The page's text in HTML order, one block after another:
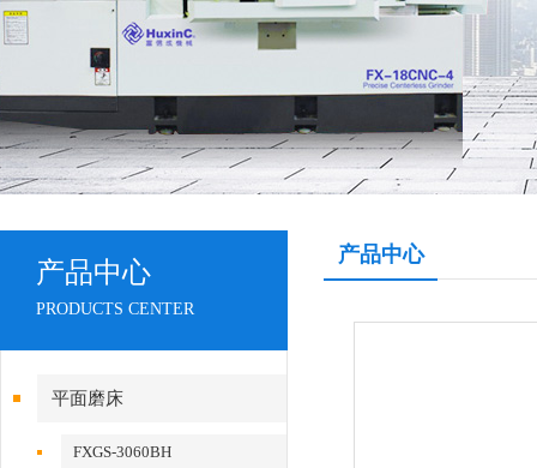
产品中心
PRODUCTS CENTER
平面磨床
FXGS-3060BH
产品中心